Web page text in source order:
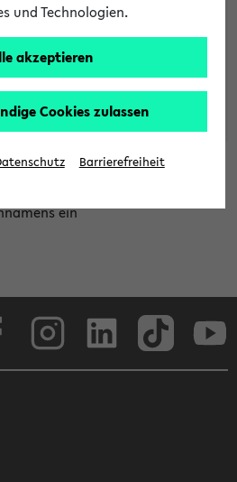
aus und/oder geben Sie einen
ein
und Technologien.
akzeptieren
Cookies zulassen
Barrierefreiheit